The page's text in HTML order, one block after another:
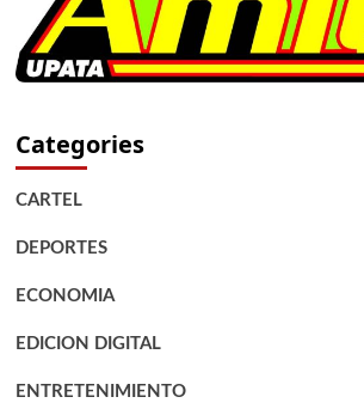
Categories
CARTEL
DEPORTES
ECONOMIA
EDICION DIGITAL
ENTRETENIMIENTO